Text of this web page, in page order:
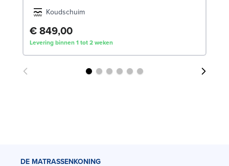
Koudschuim
€ 849,00
Levering binnen 1 tot 2 weken
DE MATRASSENKONING